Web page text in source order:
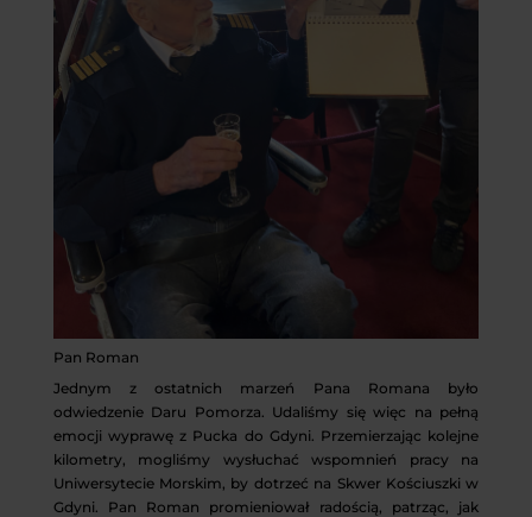
Pan Roman
Jednym z ostatnich marzeń Pana Romana było
odwiedzenie Daru Pomorza. Udaliśmy się więc na pełną
emocji wyprawę z Pucka do Gdyni. Przemierzając kolejne
kilometry, mogliśmy wysłuchać wspomnień pracy na
Uniwersytecie Morskim, by dotrzeć na Skwer Kościuszki w
Gdyni. Pan Roman promieniował radością, patrząc, jak